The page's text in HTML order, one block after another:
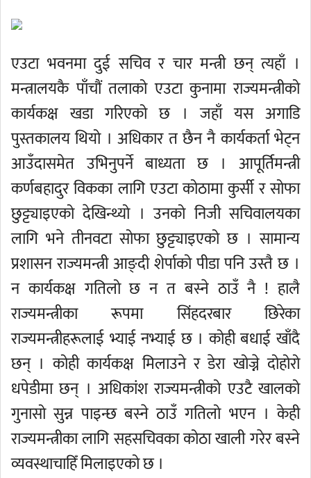
एउटा भवनमा दुई सचिव र चार मन्त्री छन् त्यहाँ ।
मन्त्रालयकै पाँचौं तलाको एउटा कुनामा राज्यमन्त्रीको
कार्यकक्ष खडा गरिएको छ । जहाँ यस अगाडि
पुस्तकालय थियो । अधिकार त छैन नै कार्यकर्ता भेट्न
आउँदासमेत उभिनुपर्ने बाध्यता छ । आपूर्तिमन्त्री
कर्णबहादुर विकका लागि एउटा कोठामा कुर्सी र सोफा
छुट्ट्याइएको देखिन्थ्यो । उनको निजी सचिवालयका
लागि भने तीनवटा सोफा छुट्ट्याइएको छ । सामान्य
प्रशासन राज्यमन्त्री आङ्दी शेर्पाको पीडा पनि उस्तै छ ।
न कार्यकक्ष गतिलो छ न त बस्ने ठाउँ नै ! हालै
राज्यमन्त्रीका रूपमा सिंहदरबार छिरेका
राज्यमन्त्रीहरूलाई भ्याई नभ्याई छ । कोही बधाई खाँदै
छन् । कोही कार्यकक्ष मिलाउने र डेरा खोज्ने दोहोरो
धपेडीमा छन् । अधिकांश राज्यमन्त्रीको एउटै खालको
गुनासो सुन्न पाइन्छ बस्ने ठाउँ गतिलो भएन । केही
राज्यमन्त्रीका लागि सहसचिवका कोठा खाली गरेर बस्ने
व्यवस्थाचाहिँ मिलाइएको छ ।